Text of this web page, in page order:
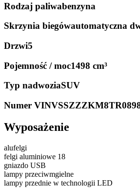
Rodzaj paliwabenzyna
Skrzynia biegówautomatyczna
Drzwi5
Pojemność / moc1498 cm³
Typ nadwoziaSUV
Numer VIN
Wyposażenie
alufelgi
felgi aluminiowe 18
gniazdo USB
lampy przeciwmgielne
lampy przednie w technologii LED